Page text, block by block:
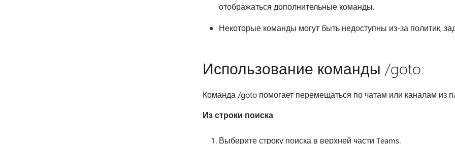
отображаться дополнительные команды.
Некоторые команды могут быть недоступны из-за политик,
Использование команды /goto
Команда /goto помогает перемещаться по чатам или каналам из
Из строки поиска
Выберите строку поиска в верхней части Teams.